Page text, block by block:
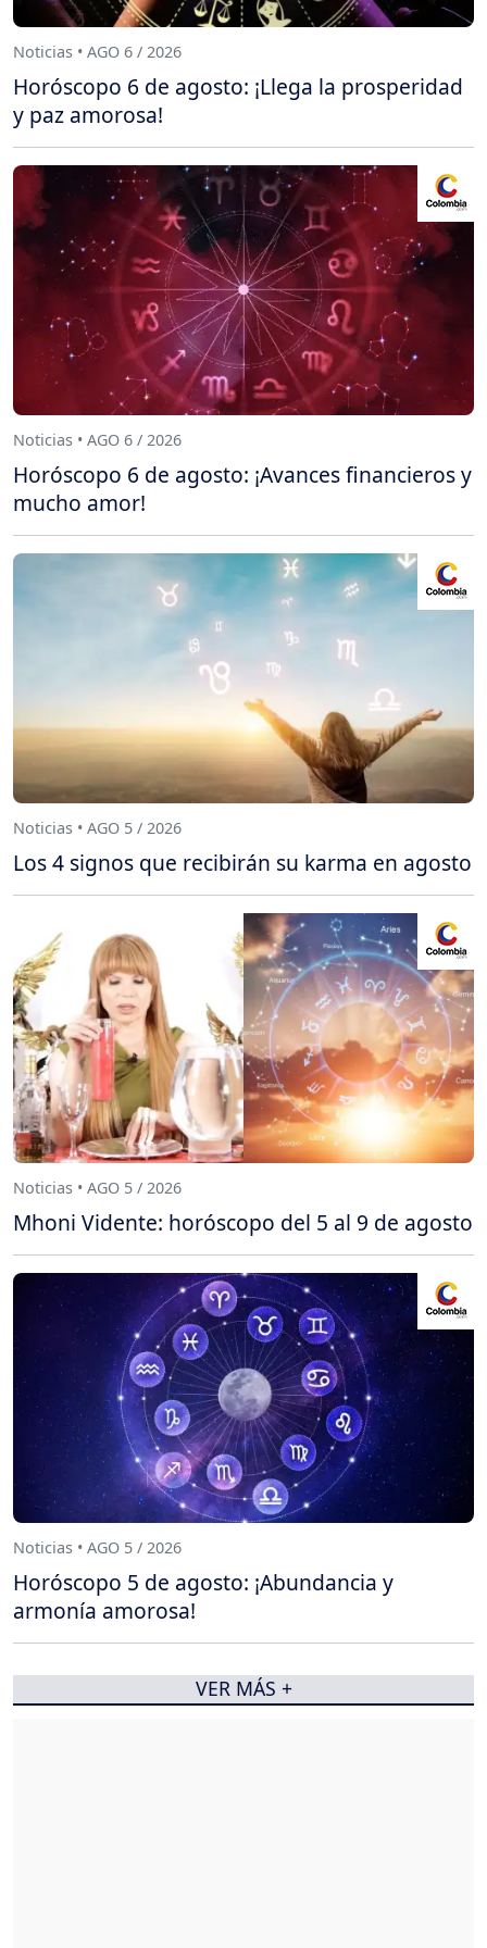
Noticias • AGO 6 / 2026
Horóscopo 6 de agosto: ¡Llega la prosperidad
y paz amorosa!
Noticias • AGO 6 / 2026
Horóscopo 6 de agosto: ¡Avances financieros y
mucho amor!
Noticias • AGO 5 / 2026
Los 4 signos que recibirán su karma en agosto
Noticias • AGO 5 / 2026
Mhoni Vidente: horóscopo del 5 al 9 de agosto
Noticias • AGO 5 / 2026
Horóscopo 5 de agosto: ¡Abundancia y
armonía amorosa!
VER MÁS +